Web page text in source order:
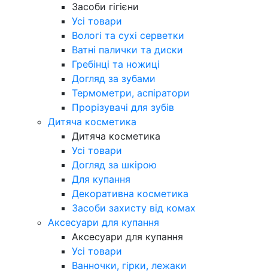
Засоби гігієни
Усі товари
Вологі та сухі серветки
Ватні палички та диски
Гребінці та ножиці
Догляд за зубами
Термометри, аспіратори
Прорізувачі для зубів
Дитяча косметика
Дитяча косметика
Усі товари
Догляд за шкірою
Для купання
Декоративна косметика
Засоби захисту від комах
Аксесуари для купання
Аксесуари для купання
Усі товари
Ванночки, гірки, лежаки